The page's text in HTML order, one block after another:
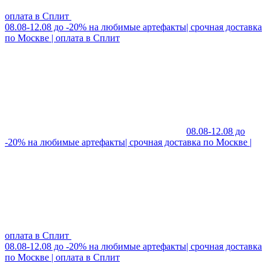
оплата в Сплит
08.08-12.08 до -20% на любимые артефакты| срочная доставка
по Москве | оплата в Сплит
08.08-12.08 до
-20% на любимые артефакты| срочная доставка по Москве |
оплата в Сплит
08.08-12.08 до -20% на любимые артефакты| срочная доставка
по Москве | оплата в Сплит